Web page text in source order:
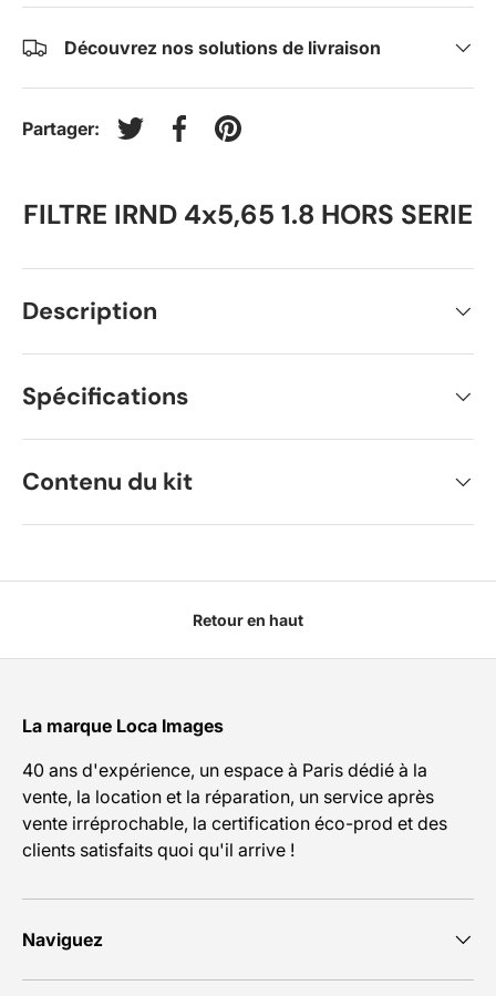
Découvrez nos solutions de livraison
Partager:
Tweeter sur Twitter
Partager sur Facebook
Épingler sur Pinterest
FILTRE IRND 4x5,65 1.8 HORS SERIE
Description
Spécifications
Contenu du kit
Retour en haut
La marque Loca Images
40 ans d'expérience, un espace à Paris dédié à la
vente, la location et la réparation, un service après
vente irréprochable, la certification éco-prod et des
clients satisfaits quoi qu'il arrive !
Naviguez